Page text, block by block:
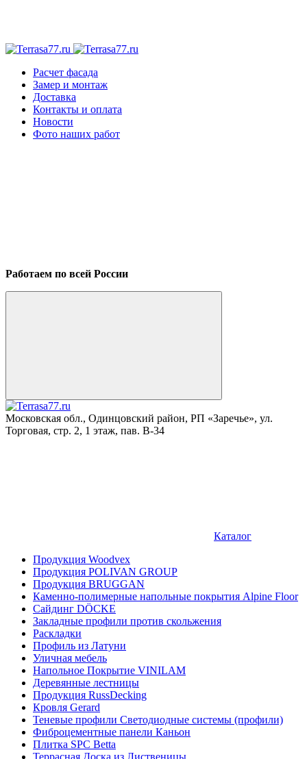
Расчет фасада
Замер и монтаж
Доставка
Контакты и оплата
Новости
Фото наших работ
Работаем по всей России
Московская обл., Одинцовский район, РП «Заречье», ул.
Торговая, стр. 2, 1 этаж, пав. B-34
Каталог
Продукция Woodvex
Продукция POLIVAN GROUP
Продукция BRUGGAN
Каменно-полимерные напольные покрытия Alpine Floor
Сайдинг DÖCKE
Закладные профили против скольжения
Раскладки
Профиль из Латуни
Уличная мебель
Напольное Покрытие VINILAM
Деревянные лестницы
Продукция RussDecking
Кровля Gerard
Теневые профили Светодиодные системы (профили)
Фиброцементные панели Каньон
Плитка SPC Betta
Террасная Доска из Лиственицы